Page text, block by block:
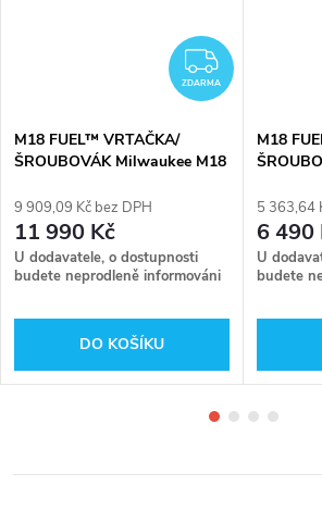
ZDARMA
ZDARMA
M18 FUEL™ VRTAČKA/
ŠROUBOVÁK Milwaukee M18
9 909,09 Kč bez DPH
11 990 Kč
U dodavatele, o dostupnosti
budete neprodleně informováni
DO KOŠÍKU
M18
5 363,64
6 490
U
budete